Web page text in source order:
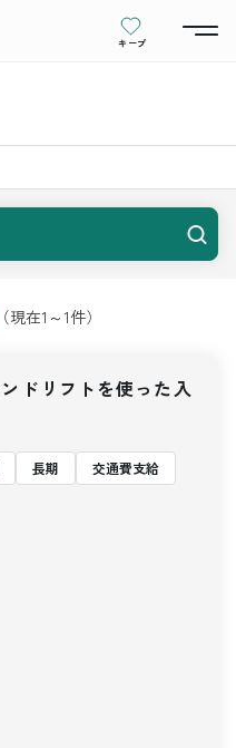
キープ
（現在1 ～1件）
ドリフトを使った入
長期
交通費支給